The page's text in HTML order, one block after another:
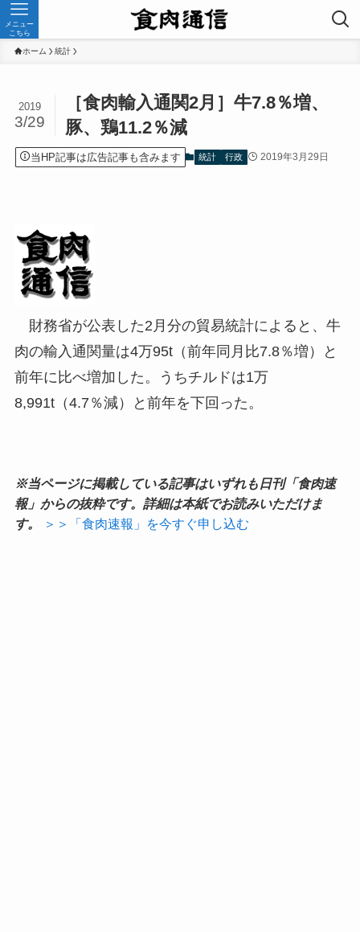
メニュー
こちら
ホーム 統計
［食肉輸入通関2月］牛7.8％増、
豚、鶏11.2％減
2019
3/29
当HP記事は広告記事も含みます 統計 行政 2019年3月29日
財務省が公表した2月分の貿易統計によると、牛
肉の輸入通関量は4万95t（前年同月比7.8％増）と
前年に比べ増加した。うちチルドは1万
8,991t（4.7％減）と前年を下回った。
※当ページに掲載している記事はいずれも日刊「食肉速
報」からの抜粋です。詳細は本紙でお読みいただけま
す。
＞＞「食肉速報」を今すぐ申し込む